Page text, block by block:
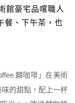
館豪宅品嚐職人
餐、下午茶，也
麟咖啡」在美術
的甜點，配上一杯